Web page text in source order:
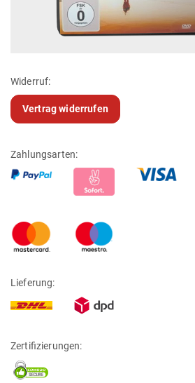
Widerruf:
Vertrag widerrufen
Zahlungsarten:
Lieferung:
Zertifizierungen: